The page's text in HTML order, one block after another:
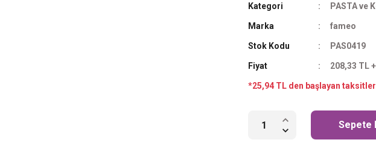
Kategori PASTA ve
Marka fameo
Stok Kodu PAS0419
Fiyat 208,33 TL
*25,94 TL den başlayan
Sepete